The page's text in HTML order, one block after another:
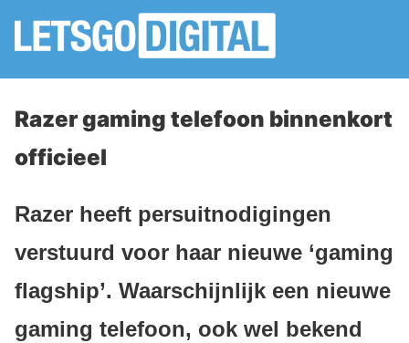
Razer gaming telefoon binnenkort
officieel
Razer heeft persuitnodigingen
verstuurd voor haar nieuwe ‘gaming
flagship’. Waarschijnlijk een nieuwe
gaming telefoon, ook wel bekend